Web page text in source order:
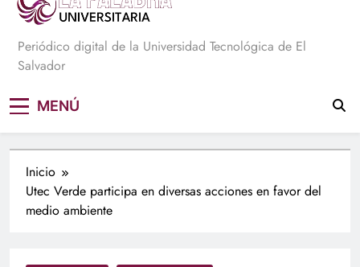
La Palabra Universitaria
Periódico digital de la Universidad Tecnológica de El
Salvador
MENÚ
Inicio
Utec Verde participa en diversas acciones en favor del
medio ambiente